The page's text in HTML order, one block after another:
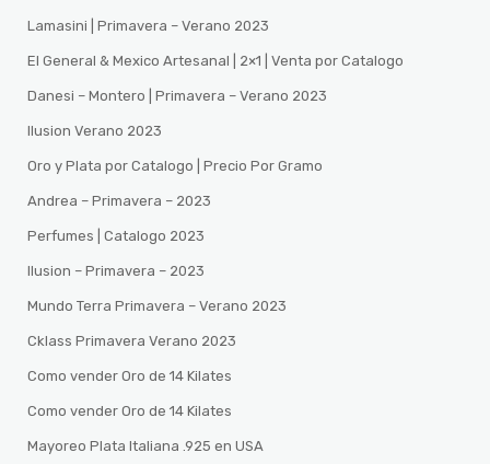
Lamasini | Primavera – Verano 2023
El General & Mexico Artesanal | 2×1 | Venta por Catalogo
Danesi – Montero | Primavera – Verano 2023
Ilusion Verano 2023
Oro y Plata por Catalogo | Precio Por Gramo
Andrea – Primavera – 2023
Perfumes | Catalogo 2023
Ilusion – Primavera – 2023
Mundo Terra Primavera – Verano 2023
Cklass Primavera Verano 2023
Como vender Oro de 14 Kilates
Como vender Oro de 14 Kilates
Mayoreo Plata Italiana .925 en USA